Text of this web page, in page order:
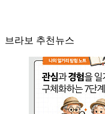
브라보 추천뉴스